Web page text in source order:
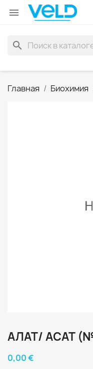

search
Главная Биохимия
АЛАТ/ АСАТ
0,00 €